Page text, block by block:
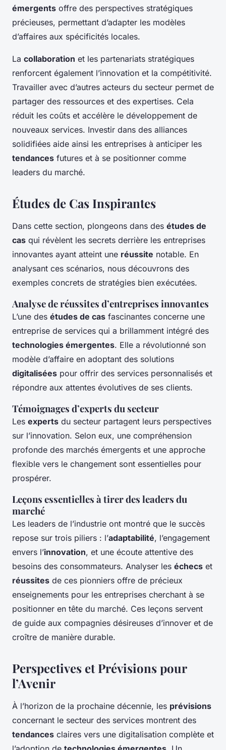
émergents offre des perspectives stratégiques
précieuses, permettant d’adapter les modèles
d’affaires aux spécificités locales.
La collaboration et les partenariats stratégiques
renforcent également l’innovation et la compétitivité.
Travailler avec d’autres acteurs du secteur permet de
partager des ressources et des expertises. Cela
réduit les coûts et accélère le développement de
nouveaux services. Investir dans des alliances
solidifiées aide ainsi les entreprises à anticiper les
tendances futures et à se positionner comme
leaders du marché.
Études de Cas Inspirantes
Dans cette section, plongeons dans des études de
cas qui révèlent les secrets derrière les entreprises
innovantes ayant atteint une réussite notable. En
analysant ces scénarios, nous découvrons des
exemples concrets de stratégies bien exécutées.
Analyse de réussites d’entreprises innovantes
L’une des études de cas fascinantes concerne une
entreprise de services qui a brillamment intégré des
technologies émergentes. Elle a révolutionné son
modèle d’affaire en adoptant des solutions
digitalisées pour offrir des services personnalisés et
répondre aux attentes évolutives de ses clients.
Témoignages d’experts du secteur
Les experts du secteur partagent leurs perspectives
sur l’innovation. Selon eux, une compréhension
profonde des marchés émergents et une approche
flexible vers le changement sont essentielles pour
prospérer.
Leçons essentielles à tirer des leaders du
marché
Les leaders de l’industrie ont montré que le succès
repose sur trois piliers : l’adaptabilité, l’engagement
envers l’innovation, et une écoute attentive des
besoins des consommateurs. Analyser les échecs et
réussites de ces pionniers offre de précieux
enseignements pour les entreprises cherchant à se
positionner en tête du marché. Ces leçons servent
de guide aux compagnies désireuses d’innover et de
croître de manière durable.
Perspectives et Prévisions pour
l’Avenir
À l’horizon de la prochaine décennie, les prévisions
concernant le secteur des services montrent des
tendances claires vers une digitalisation complète et